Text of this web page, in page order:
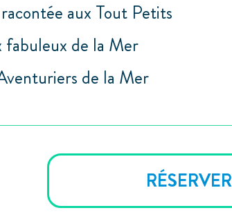
aux Tout Petits
fabuleux de la Mer
de la Mer
RÉSERVER